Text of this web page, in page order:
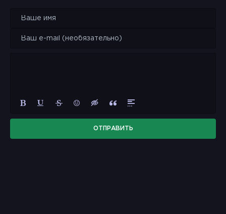
ОТПРАВИТЬ